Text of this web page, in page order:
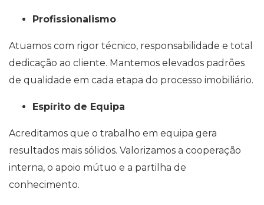
Profissionalismo
Atuamos com rigor técnico, responsabilidade e total
dedicação ao cliente. Mantemos elevados padrões
de qualidade em cada etapa do processo imobiliário.
Espírito de Equipa
Acreditamos que o trabalho em equipa gera
resultados mais sólidos. Valorizamos a cooperação
interna, o apoio mútuo e a partilha de
conhecimento.